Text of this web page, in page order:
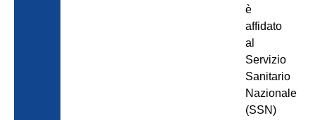
è
affidato
al
Servizio
Sanitario
Nazionale
(SSN)